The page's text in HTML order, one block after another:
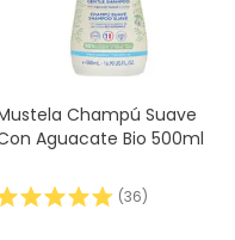
Champú Suave
Aguacate Bio 500ml
(36)